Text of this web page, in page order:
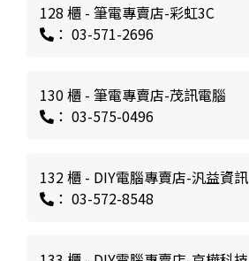
128 櫃 - 筆電專賣店-彩虹3C
： 03-571-2696
130 櫃 - 筆電專賣店-茂訊電腦
： 03-575-0496
132 櫃 - DIY電腦專賣店-汎益資訊
： 03-572-8548